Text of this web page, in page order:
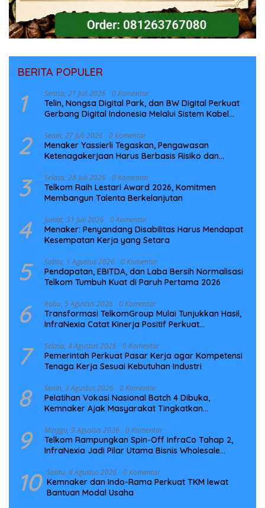
BERITA POPULER
1 Selasa, 21 Juli 2026 0 Komentar
Telin, Nongsa Digital Park, dan BW Digital Perkuat
Gerbang Digital Indonesia Melalui Sistem Kabel
2 Senin, 27 Juli 2026 0 Komentar
Menaker Yassierli Tegaskan, Pengawasan
Ketenagakerjaan Harus Berbasis Risiko dan
3 Selasa, 28 Juli 2026 0 Komentar
Telkom Raih Lestari Award 2026, Komitmen
Membangun Talenta Berkelanjutan
4 Jumat, 31 Juli 2026 0 Komentar
Menaker: Penyandang Disabilitas Harus Mendapat
Kesempatan Kerja yang Setara
5 Sabtu, 1 Agustus 2026 0 Komentar
Pendapatan, EBITDA, dan Laba Bersih Normalisasi
Telkom Tumbuh Kuat di Paruh Pertama 2026
6 Rabu, 5 Agustus 2026 0 Komentar
Transformasi TelkomGroup Mulai Tunjukkan Hasil,
InfraNexia Catat Kinerja Positif Perkuat
7 Selasa, 4 Agustus 2026 0 Komentar
Pemerintah Perkuat Pasar Kerja agar Kompetensi
Tenaga Kerja Sesuai Kebutuhan Industri
8 Senin, 3 Agustus 2026 0 Komentar
Pelatihan Vokasi Nasional Batch 4 Dibuka,
Kemnaker Ajak Masyarakat Tingkatkan
9 Minggu, 9 Agustus 2026 0 Komentar
Telkom Rampungkan Spin-Off InfraCo Tahap 2,
InfraNexia Jadi Pilar Utama Bisnis Wholesale
10 Sabtu, 8 Agustus 2026 0 Komentar
Kemnaker dan Indo-Rama Perkuat TKM lewat
Bantuan Modal Usaha